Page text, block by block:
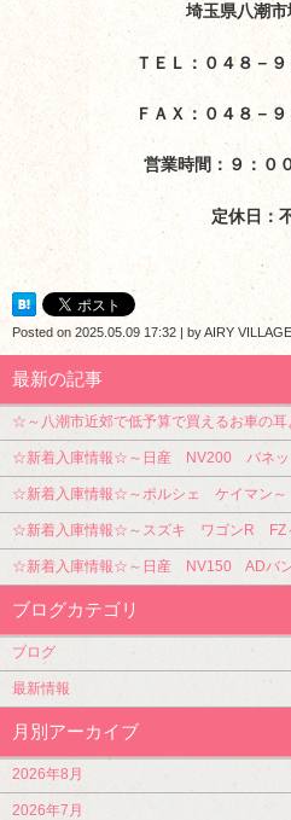
埼玉県八潮市
ＴＥＬ：０４８－
ＦＡＸ：０４８－
営業時間：９：０
定休日：
Posted on 2025.05.09 17:32 | byAIRY
最新の記事
☆～八潮市近郊で低予算で買えるお車の
☆新着入庫情報☆～日産 NV200 バネッ
☆新着入庫情報☆～ポルシェ ケイマン～
☆新着入庫情報☆～スズキ ワゴンR FZ
☆新着入庫情報☆～日産 NV150 ADバ
ブログカテゴリ
ブログ
最新情報
月別アーカイブ
2026年8月
2026年7月